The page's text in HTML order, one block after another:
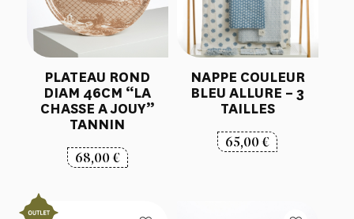
PLATEAU ROND
DIAM 46CM “LA
CHASSE A JOUY”
TANNIN
68,00€
NAPPE COULEUR
BLEU ALLURE – 3
TAILLES
65,00€